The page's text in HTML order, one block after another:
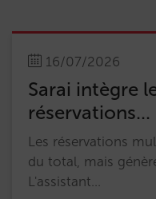
16/07/2026
Sarai intègre
réservations...
Les réservations
du total, mais
L'assistant...